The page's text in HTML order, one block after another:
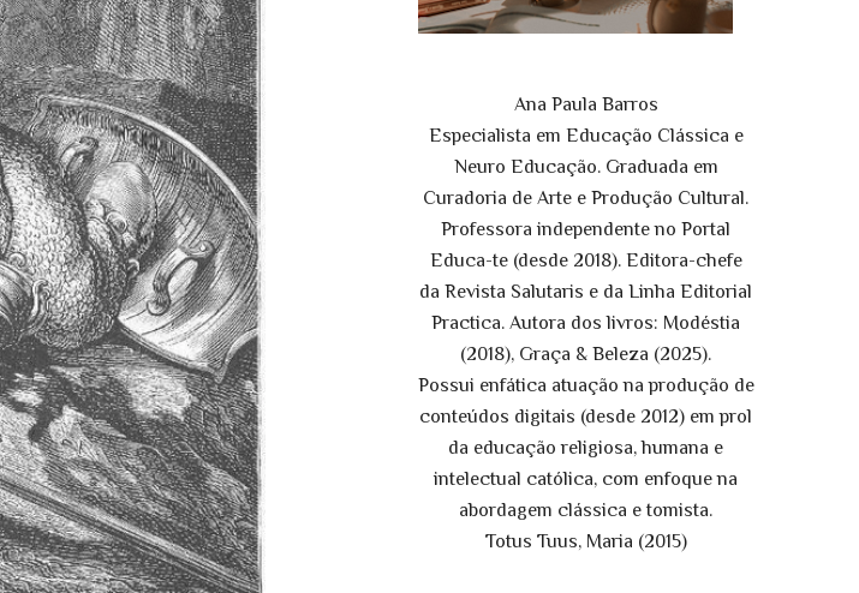
Ana Paula Barros
Especialista em Educação Clássica e
Neuro Educação. Graduada em
Curadoria de Arte e Produção Cultural.
Professora independente no Portal
Educa-te (desde 2018). Editora-chefe
da Revista Salutaris e da Linha Editorial
Practica. Autora dos livros: Modéstia
(2018), Graça & Beleza (2025).
Possui enfática atuação na produção de
conteúdos digitais (desde 2012) em prol
da educação religiosa, humana e
intelectual católica, com enfoque na
abordagem clássica e tomista.
Totus Tuus, Maria (2015)